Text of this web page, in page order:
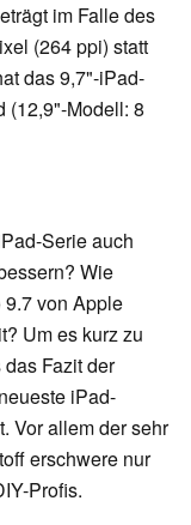
im Falle des
(264 ppi) statt
das 9,7"-iPad-
(12,9"-Modell: 8
Serie auch
Wie
von Apple
Um es kurz zu
Fazit der
iPad-
Vor allem der sehr
erschwere nur
Profis.